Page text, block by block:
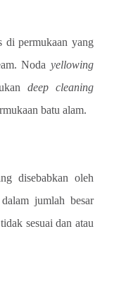
di permukaan yang
Noda yellowing
deep cleaning
batu alam.
disebabkan oleh
jumlah besar
sesuai dan atau